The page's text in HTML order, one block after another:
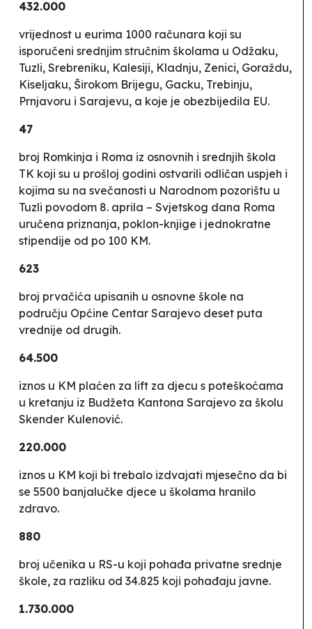
432.000
vrijednost u eurima 1000 računara koji su
isporučeni srednjim stručnim školama u Odžaku,
Tuzli, Srebreniku, Kalesiji, Kladnju, Zenici, Goraždu,
Kiseljaku, Širokom Brijegu, Gacku, Trebinju,
Prnjavoru i Sarajevu, a koje je obezbijedila EU.
47
broj Romkinja i Roma iz osnovnih i srednjih škola
TK koji su u prošloj godini ostvarili odličan uspjeh i
kojima su na svečanosti u Narodnom pozorištu u
Tuzli povodom 8. aprila – Svjetskog dana Roma
uručena priznanja, poklon-knjige i jednokratne
stipendije od po 100 KM.
623
broj prvačića upisanih u osnovne škole na
području Općine Centar Sarajevo deset puta
vrednije od drugih.
64.500
iznos u KM plaćen za lift za djecu s poteškoćama
u kretanju iz Budžeta Kantona Sarajevo za školu
Skender Kulenović.
220.000
iznos u KM koji bi trebalo izdvajati mjesečno da bi
se 5500 banjalučke djece u školama hranilo
zdravo.
880
broj učenika u RS-u koji pohađa privatne srednje
škole, za razliku od 34.825 koji pohađaju javne.
1.730.000